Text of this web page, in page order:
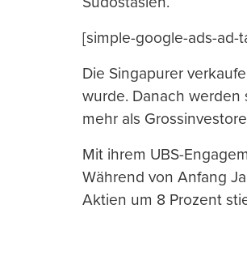
[simple-google-ads-ad-
Die Singapurer
wurde. Danach
mehr als
Mit ihrem UBS-
Während von Anfang
Aktien um 8 Prozent